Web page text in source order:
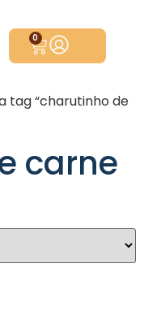
0
tag “charutinho de
carne